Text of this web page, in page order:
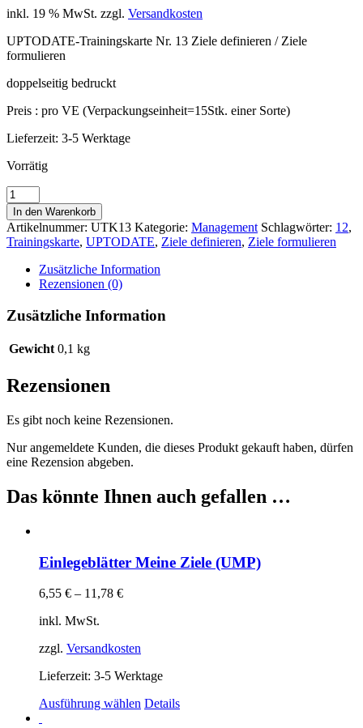
inkl. 19 % MwSt. zzgl. Versandkosten
UPTODATE-Trainingskarte Nr. 13 Ziele definieren / Ziele
formulieren
doppelseitig bedruckt
Preis : pro VE (Verpackungseinheit=15Stk. einer Sorte)
Lieferzeit: 3-5 Werktage
Vorrätig
Die
UPTODATE-
Trainingskarte
Nr.13
Menge
In den Warenkorb
Artikelnummer: UTK13 Kategorie: Management Schlagwörter: 12,
Trainingskarte, UPTODATE, Ziele definieren, Ziele formulieren
Zusätzliche Information
Rezensionen (0)
Zusätzliche Information
Gewicht 0,1 kg
Rezensionen
Es gibt noch keine Rezensionen.
Nur angemeldete Kunden, die dieses Produkt gekauft haben, dürfen
eine Rezension abgeben.
Das könnte Ihnen auch gefallen …
Einlegeblätter Meine Ziele (UMP)
6,55 € – 11,78 €
inkl. MwSt.
zzgl. Versandkosten
Lieferzeit: 3-5 Werktage
Ausführung wählen Dieses
Details